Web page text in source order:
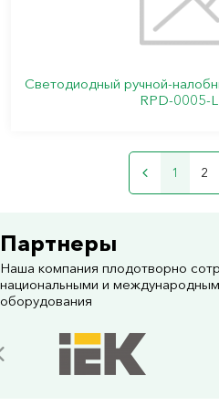
Светодиодный ручной-
RPD-0005-
1 2
Партнеры
Наша компания плодотворно
национальными и
оборудования